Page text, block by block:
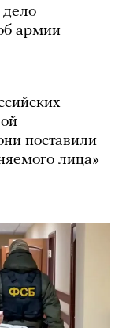
дело
армии
поставили
лица»